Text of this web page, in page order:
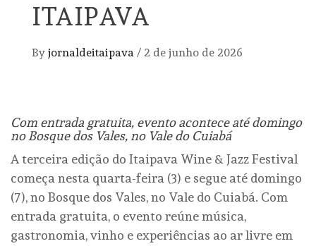
ITAIPAVA
By jornaldeitaipava / 2 de junho de 2026
Com entrada gratuita, evento acontece até domingo
no Bosque dos Vales, no Vale do Cuiabá
A terceira edição do Itaipava Wine & Jazz Festival
começa nesta quarta-feira (3) e segue até domingo
(7), no Bosque dos Vales, no Vale do Cuiabá. Com
entrada gratuita, o evento reúne música,
gastronomia, vinho e experiências ao ar livre em